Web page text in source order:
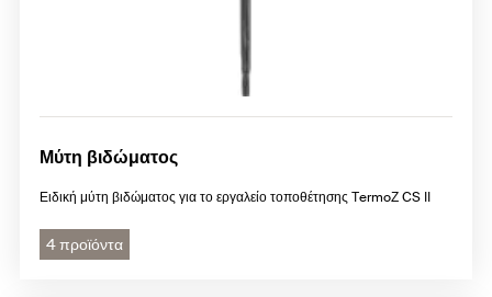
Μύτη βιδώματος
Ειδική μύτη βιδώματος για το εργαλείο τοποθέτησης ΤermoΖ CS ΙΙ
4 προϊόντα